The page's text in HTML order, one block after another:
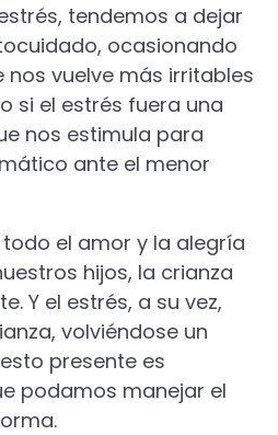
tendemos a dejar
ocasionando
vuelve más irritables
si el estrés fuera una
nos estimula para
ante el menor
el amor y la alegría
hijos, la crianza
Y el estrés, a su vez,
volviéndose un
presente es
podamos manejar el